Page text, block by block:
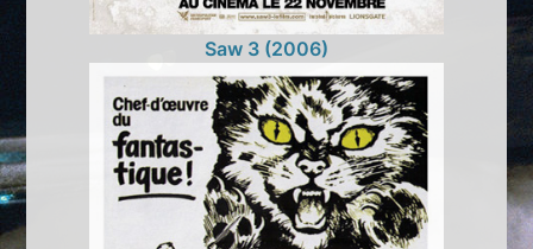
Saw 3 (2006)